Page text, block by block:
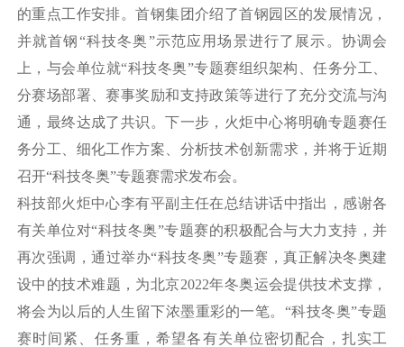
的重点工作安排。首钢集团介绍了首钢园区的发展情况，
并就首钢“科技冬奥”示范应用场景进行了展示。协调会
上， 与会单位就“科技冬奥”专题赛组织架构、任务分工、
分赛场部署、赛事奖励和支持政策等进行了充分交流与沟
通，最终达成了共识。下一步，火炬中心将明确专题赛任
务分工、细化工作方案、分析技术创新需求，并将于近期
召开“科技冬奥”专题赛需求发布会。
科技部火炬中心李有平副主任在总结讲话中指出，感谢各
有关单位对“科技冬奥”专题赛的积极配合与大力支持，并
再次强调 ，通过举办“科技冬奥”专题赛 ，真正解决冬奥建
设中的技术难题，为北京2022年冬奥运会提供技术支撑 ，
将会为以后的人生留下浓墨重彩的一笔。 “科技冬奥”专题
赛时间紧、任务重，希望各有关单位密切配合，扎实工